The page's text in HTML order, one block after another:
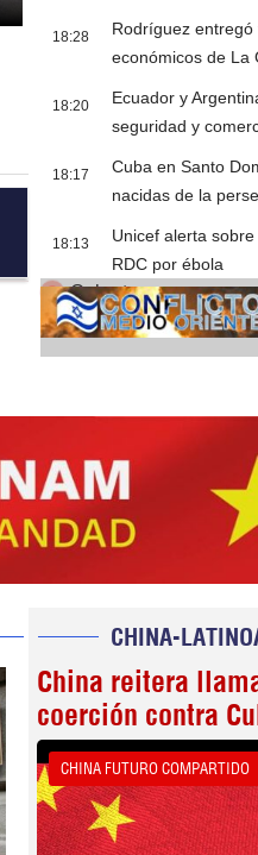
18:28
Rodríguez
económicos de La
18:20
Ecuador y
seguridad y
18:17
Cuba en Santo
nacidas de la
18:13
Unicef alerta
RDC por ébola
Cobertura
CHINA-
China reitera
coerción contra
CHINA FUTURO COMPARTIDO